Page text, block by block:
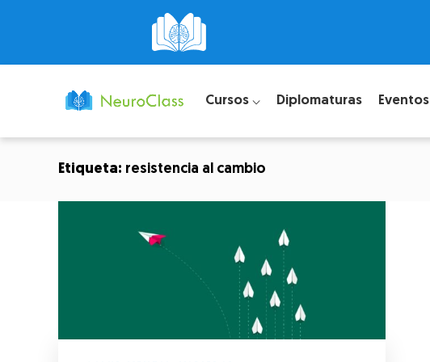
Cursos ⌵ Diplomaturas Eventos
Etiqueta: resistencia al cambio